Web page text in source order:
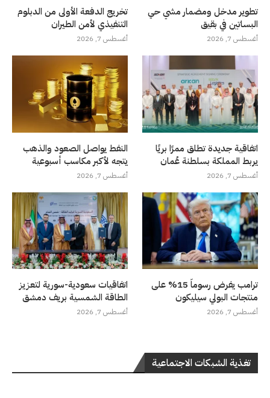
تطوير مدخل ومضمار مشي حي
البساتين في بقيق
أغسطس 7, 2026
تخريج الدفعة الأولى من الدبلوم
التنفيذي لأمن الطيران
أغسطس 7, 2026
اتفاقية جديدة تطلق ممرًا بريًا
يربط المملكة بسلطنة عُمان
أغسطس 7, 2026
النفط يواصل الصعود والذهب
يتجه لأكبر مكاسب أسبوعية
أغسطس 7, 2026
ترامب يفرض رسوماً 15% على
منتجات البولي سيليكون
أغسطس 7, 2026
اتفاقيات سعودية-سورية لتعزيز
الطاقة الشمسية بريف دمشق
أغسطس 7, 2026
تغذية الشبكات الاجتماعية